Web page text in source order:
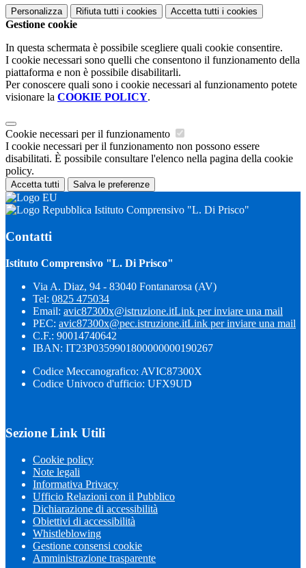
Personalizza Rifiuta tutti i cookies Accetta tutti i cookies
Gestione cookie
In questa schermata è possibile scegliere quali cookie consentire.
I cookie necessari sono quelli che consentono il funzionamento della
piattaforma e non è possibile disabilitarli.
Per conoscere quali sono i cookie necessari al funzionamento potete
visionare la COOKIE POLICY.
Cookie necessari per il funzionamento
I cookie necessari per il funzionamento non possono essere
disabilitati. È possibile consultare l'elenco nella pagina della cookie
policy.
Accetta tutti Salva le preferenze
Istituto Comprensivo "L. Di Prisco"
Contatti
Istituto Comprensivo "L. Di Prisco"
Via A. Diaz, 94 - 83040 Fontanarosa (AV)
Tel: 0825 475034
Email: avic87300x@istruzione.itLink per inviare una mail
PEC: avic87300x@pec.istruzione.itLink per inviare una mail
C.F.: 90014740642
IBAN: IT23P0359901800000000190267
Codice Meccanografico: AVIC87300X
Codice Univoco d'ufficio: UFX9UD
Sezione Link Utili
Cookie policy
Note legali
Informativa Privacy
Ufficio Relazioni con il Pubblico
Dichiarazione di accessibilità
Obiettivi di accessibilità
Whistleblowing
Gestione consensi cookie
Amministrazione trasparente